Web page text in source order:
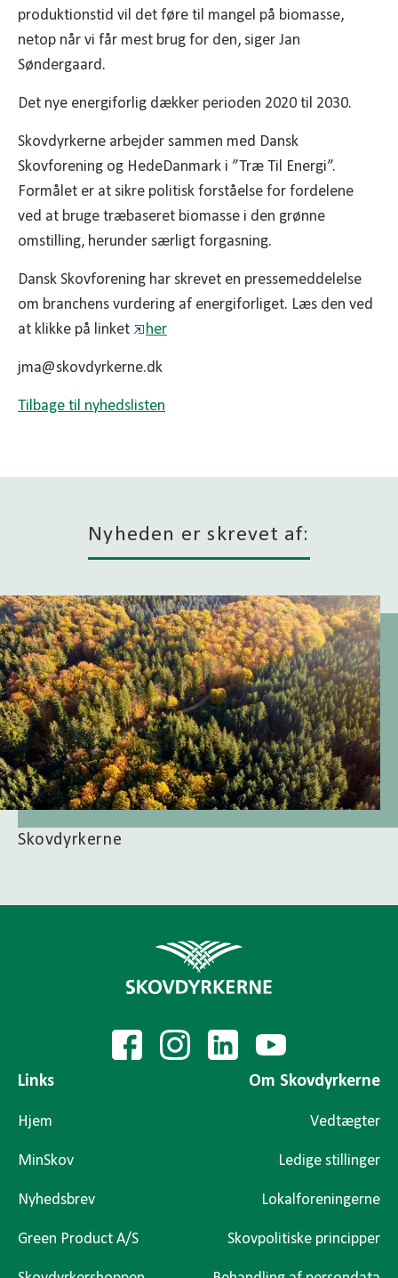
produktionstid vil det føre til mangel på biomasse,
netop når vi får mest brug for den, siger Jan
Søndergaard.
Det nye energiforlig dækker perioden 2020 til 2030.
Skovdyrkerne arbejder sammen med Dansk
Skovforening og HedeDanmark i ”Træ Til Energi”.
Formålet er at sikre politisk forståelse for fordelene
ved at bruge træbaseret biomasse i den grønne
omstilling, herunder særligt forgasning.
Dansk Skovforening har skrevet en pressemeddelelse
om branchens vurdering af energiforliget. Læs den ved
at klikke på linket
her
jma@skovdyrkerne.dk
Tilbage til nyhedslisten
Nyheden er skrevet af:
Skovdyrkerne
Links
Hjem
MinSkov
Nyhedsbrev
Green Product A/S
Om Skovdyrkerne
Vedtægter
Ledige stillinger
Lokalforeningerne
Skovpolitiske principper